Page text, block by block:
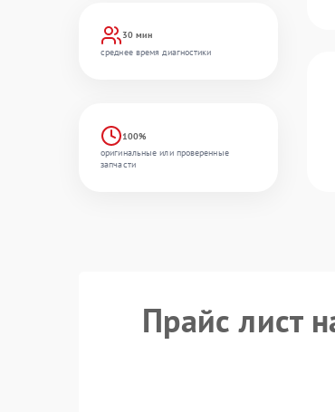
30 мин
среднее время диагностики
100%
оригинальные или проверенные
запчасти
Прайс лист